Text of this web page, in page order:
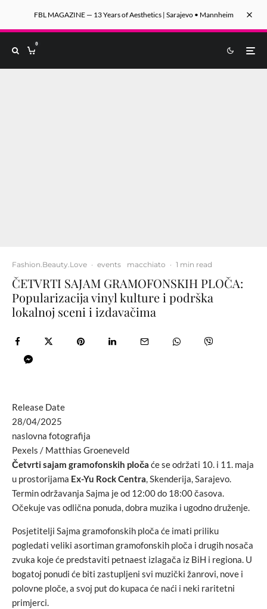
FBL MAGAZINE — 13 Years of Aesthetics | Sarajevo • Mannheim
0
Fashion.Beauty.Love · events macchiato · 1 min read
ČETVRTI SAJAM GRAMOFONSKIH PLOČA:
Popularizacija vinyl kulture i podrška
lokalnoj sceni i izdavačima
Release Date
28/04/2025
naslovna fotografija
Pexels / Matthias Groeneveld
Četvrti sajam gramofonskih ploča će se održati 10. i 11. maja
u prostorijama Ex-Yu Rock Centra, Skenderija, Sarajevo.
Termin održavanja Sajma je od 12:00 do 18:00 časova.
Očekuje vas odlična ponuda, dobra muzika i ugodno druženje.
Posjetitelji Sajma gramofonskih ploča će imati priliku
pogledati veliki asortiman gramofonskih ploča i drugih nosača
zvuka koje će predstaviti petnaest izlagača iz BiH i regiona. U
bogatoj ponudi će biti zastupljeni svi muzički žanrovi, nove i
polovne ploče, a svoj put do kupaca će naći i neki raritetni
primjerci.